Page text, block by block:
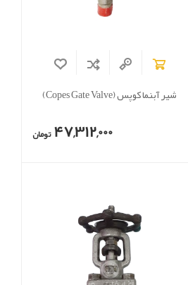
شیر آبنما کوپس (Copes Gate Valve)
47,312,000 تومان